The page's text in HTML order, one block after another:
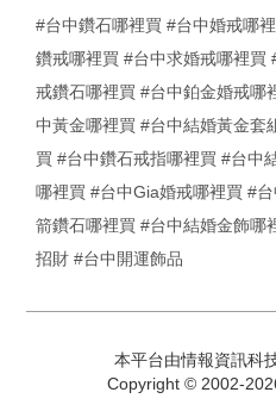
#台中鑽石哪裡買 #台中婚戒哪
鑽戒哪裡買 #台中求婚戒哪裡買
戒鑽石哪裡買 #台中鉑金婚戒哪
中黃金哪裡買 #台中結婚黃金套
買 #台中鑽石戒指哪裡買 #台中
哪裡買 #台中Gia婚戒哪裡買 #
箭鑽石哪裡買 #台中結婚金飾哪
招財 #台中開運飾品
本平台由情報資訊科
Copyright © 2002-